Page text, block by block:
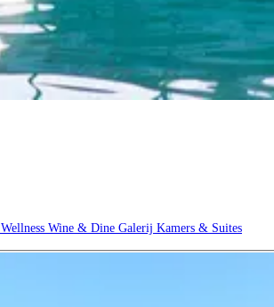
Wellness Wine & Dine Galerij Kamers & Suites